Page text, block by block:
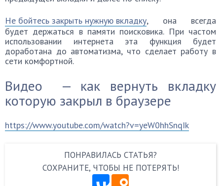
Не бойтесь закрыть нужную вкладку, она всегда
будет держаться в памяти поисковика. При частом
использовании интернета эта функция будет
доработана до автоматизма, что сделает работу в
сети комфортной.
Видео — как вернуть вкладку
которую закрыл в браузере
https://www.youtube.com/watch?v=yeW0hhSnqIk
ПОНРАВИЛАСЬ СТАТЬЯ?
СОХРАНИТЕ, ЧТОБЫ НЕ ПОТЕРЯТЬ!